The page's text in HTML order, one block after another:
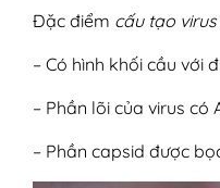
Đặc điểm cấu tạo
– Có hình khối cầu với
– Phần lõi của virus có
– Phần capsid được